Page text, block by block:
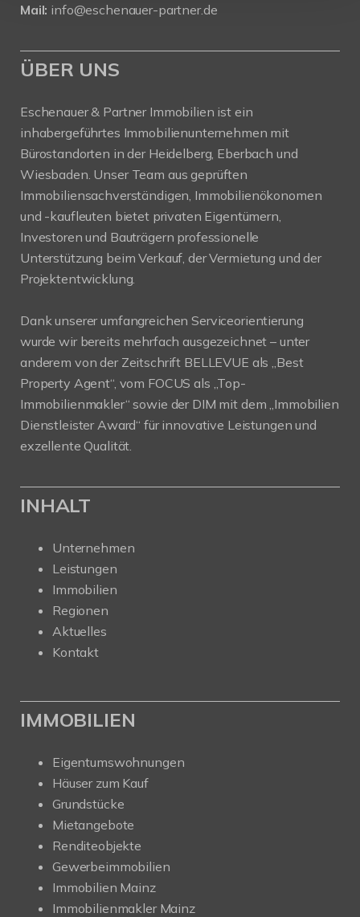
Mail: info@eschenauer-partner.de
ÜBER UNS
Eschenauer & Partner Immobilien ist ein
inhabergeführtes Immobilienunternehmen mit
Bürostandorten in der Heidelberg, Eberbach und
Wiesbaden. Unser Team aus geprüften
Immobiliensachverständigen, Immobilienökonomen
und -kaufleuten bietet privaten Eigentümern,
Investoren und Bauträgern professionelle
Unterstützung beim Verkauf, der Vermietung und der
Projektentwicklung.
Dank unserer umfangreichen Serviceorientierung
wurde wir bereits mehrfach ausgezeichnet – unter
anderem von der Zeitschrift BELLEVUE als „Best
Property Agent“, vom FOCUS als „Top-
Immobilienmakler“ sowie der DIM mit dem „Immobilien
Dienstleister Award“ für innovative Leistungen und
exzellente Qualität.
INHALT
Unternehmen
Leistungen
Immobilien
Regionen
Aktuelles
Kontakt
IMMOBILIEN
Eigentumswohnungen
Häuser zum Kauf
Grundstücke
Mietangebote
Renditeobjekte
Gewerbeimmobilien
Immobilien Mainz
Immobilienmakler Mainz